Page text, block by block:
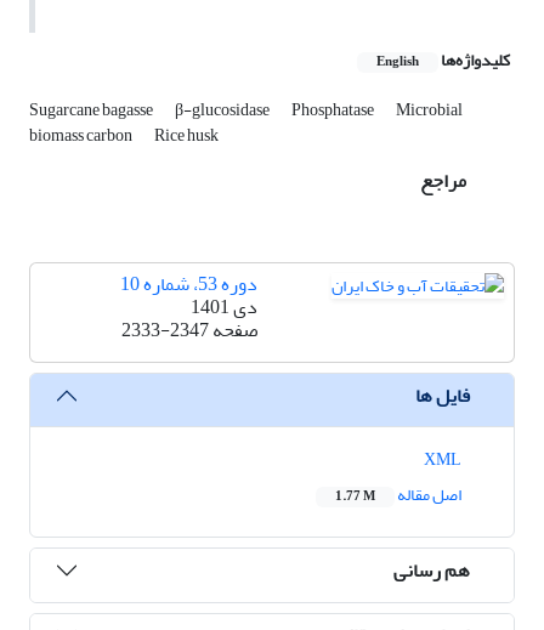
کلیدواژه‌ها English
Sugarcane bagasse β-glucosidase Phosphatase Microbial
biomass carbon Rice husk
مراجع
دوره 53، شماره 10
دی 1401
صفحه2333-2347
فایل ها
اصل مقاله
1.77 M
هم رسانی